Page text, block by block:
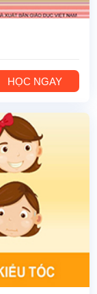
HỌC NGAY